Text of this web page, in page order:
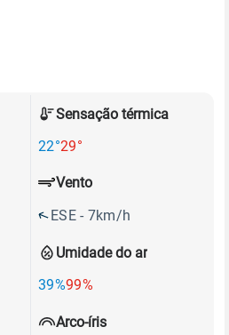
Sensação térmica
22°29°
Umidade do ar
39%99%
Vento
ESE - 7km/h
Arco-íris